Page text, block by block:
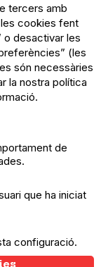
tercers amb
cookies fent
desactivar les
(les
són necessàries
la nostra política
de
que ha iniciat
configuració.